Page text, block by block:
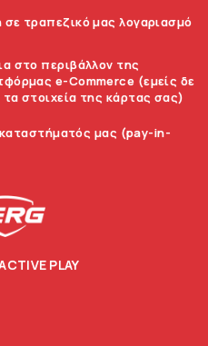
τραπεζικό μας λογαριασμό
στο περιβάλλον της
e-Commerce (εμείς δε
στοιχεία της κάρτας σας)
μας (pay-in-
PLAY